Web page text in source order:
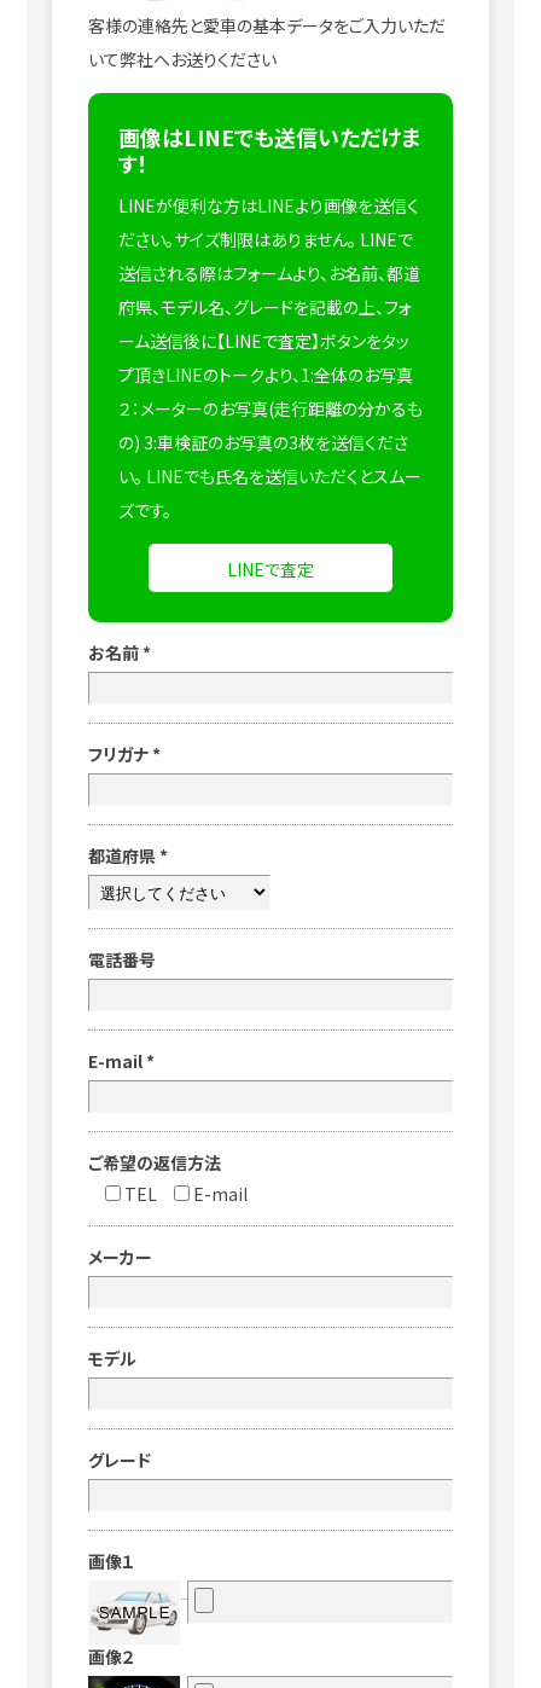
客様の連絡先と愛車の基本データをご入力いただ
いて弊社へお送りください
画像はLINEでも送信いただけま
す！
LINEが便利な方はLINEより画像を送信く
ださい。サイズ制限はありません。 LINEで
送信される際はフォームより、お名前、都道
府県、モデル名、グレードを記載の上、フォ
ーム送信後に【LINEで査定】ボタンをタッ
プ頂きLINEのトークより、1:全体のお写真
２：メーターのお写真(走行距離の分かるも
の) 3:車検証のお写真の3枚を送信くださ
い。 LINEでも氏名を送信いただくとスムー
ズです。
LINEで査定
お名前 *
フリガナ *
都道府県 *
電話番号
E-mail *
ご希望の返信方法
TEL
E-mail
メーカー
モデル
グレード
画像１
画像２